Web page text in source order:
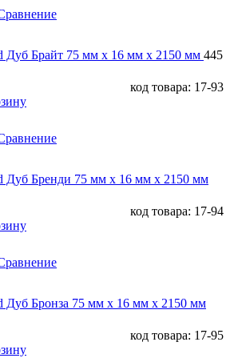
Дуб Брайт 75 мм х 16 мм х 2150 мм 445
код товара: 17-93
Дуб Бренди 75 мм х 16 мм х 2150 мм
код товара: 17-94
Дуб Бронза 75 мм х 16 мм х 2150 мм
код товара: 17-95